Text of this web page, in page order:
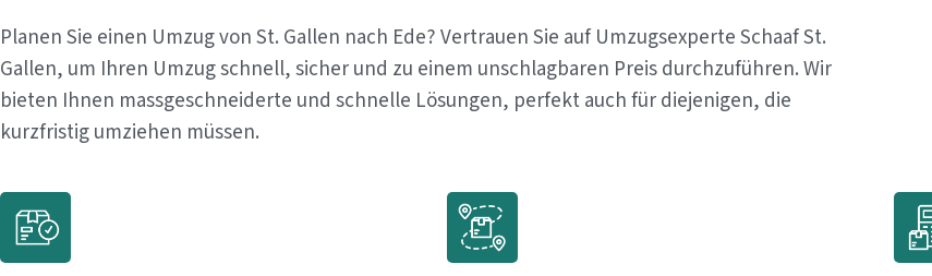
Planen Sie einen Umzug von St. Gallen nach Ede? Vertrauen Sie auf Umzugsexperte Schaaf St.
Gallen, um Ihren Umzug schnell, sicher und zu einem unschlagbaren Preis durchzuführen. Wir
bieten Ihnen massgeschneiderte und schnelle Lösungen, perfekt auch für diejenigen, die
kurzfristig umziehen müssen.